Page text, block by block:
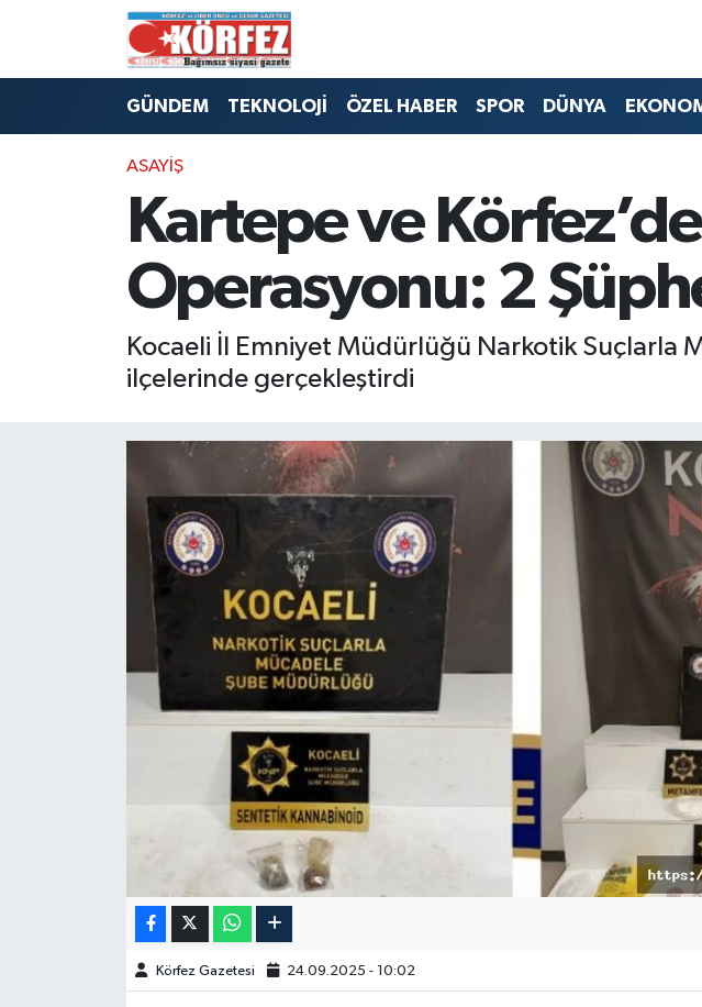
GÜNDEM TEKNOLOJİ ÖZEL HABER SPOR DÜNYA
ASAYİŞ
Kartepe ve
Operasyonu: 2
Kocaeli İl Emniyet Müdürlüğü Narkotik Suçlarla
ilçelerinde gerçekleştirdi
Körfez Gazetesi 24.09.2025 - 10:02
Hava Durumu
Trafik Durumu
Süper Lig Puan Durumu ve Fikstür
Son Dakika Haberleri